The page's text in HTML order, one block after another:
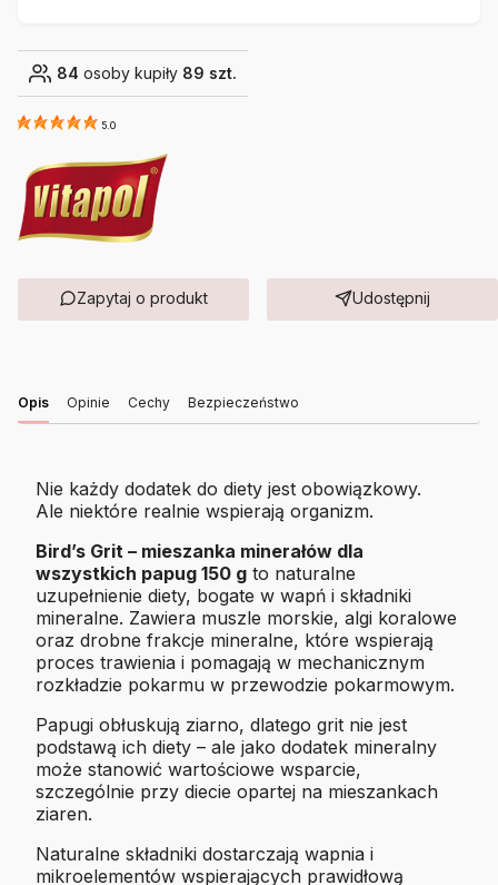
84 osoby kupiły 89 szt.
5.0
Zapytaj o produkt Udostępnij
Opis Opinie Cechy Bezpieczeństwo
Nie każdy dodatek do diety jest obowiązkowy.
Ale niektóre realnie wspierają organizm.
Bird’s Grit – mieszanka minerałów dla
wszystkich papug 150 g to naturalne
uzupełnienie diety, bogate w wapń i składniki
mineralne. Zawiera muszle morskie, algi koralowe
oraz drobne frakcje mineralne, które wspierają
proces trawienia i pomagają w mechanicznym
rozkładzie pokarmu w przewodzie pokarmowym.
Papugi obłuskują ziarno, dlatego grit nie jest
podstawą ich diety – ale jako dodatek mineralny
może stanowić wartościowe wsparcie,
szczególnie przy diecie opartej na mieszankach
ziaren.
Naturalne składniki dostarczają wapnia i
mikroelementów wspierających prawidłową